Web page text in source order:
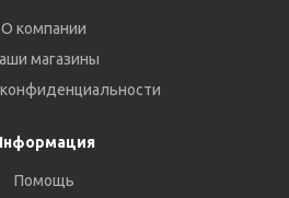
О компании
магазины
Помощь